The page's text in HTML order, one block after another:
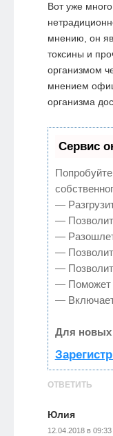
Вот уже
мнению, он
токсины и
организмом
мнением
организма
Сервис
—
— Позволит
—
— Позволит
— Позволит
— Поможет
—
Для новых
ОТВЕТИТЬ
Юлия
12.04.2018 в 09:33